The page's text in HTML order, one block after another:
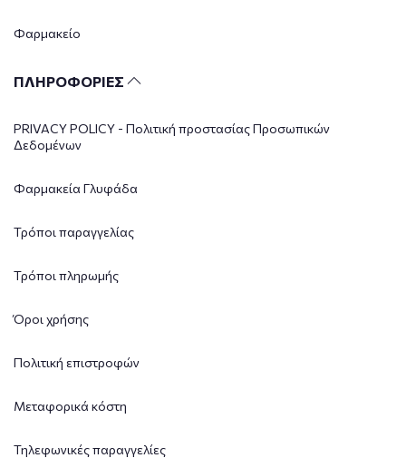
Φαρμακείο
ΠΛΗΡΟΦΟΡΙΕΣ
PRIVACY POLICY - Πολιτική προστασίας Προσωπικών
Δεδομένων
Φαρμακεία Γλυφάδα
Τρόποι παραγγελίας
Τρόποι πληρωμής
Όροι χρήσης
Πολιτική επιστροφών
Μεταφορικά κόστη
Τηλεφωνικές παραγγελίες